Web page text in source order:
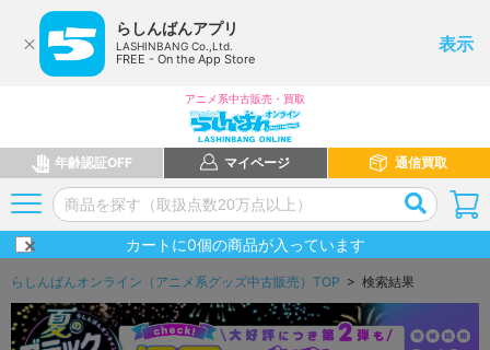
らしんばんアプリ
LASHINBANG Co.,Ltd.
FREE - On the App Store
表示
アニメ系中古販売・買取
年齢認証OFF マイページ 通信買取
カートに0個の商品が入っています
らしんばんオンライン（アニメ系グッズ中古販売）TOP > 検索結果